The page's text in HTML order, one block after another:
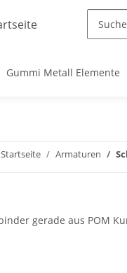
Gummi Metall Elemente
Startseite Armaturen